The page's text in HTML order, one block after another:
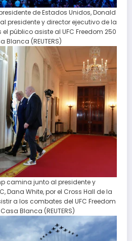
de Estados Unidos, Donald
presidente y director ejecutivo de la
el público asiste al UFC Freedom 250
Blanca (REUTERS)
camina junto al presidente y
Dana White, por el Cross Hall de la
a los combates del UFC Freedom
Blanca (REUTERS)